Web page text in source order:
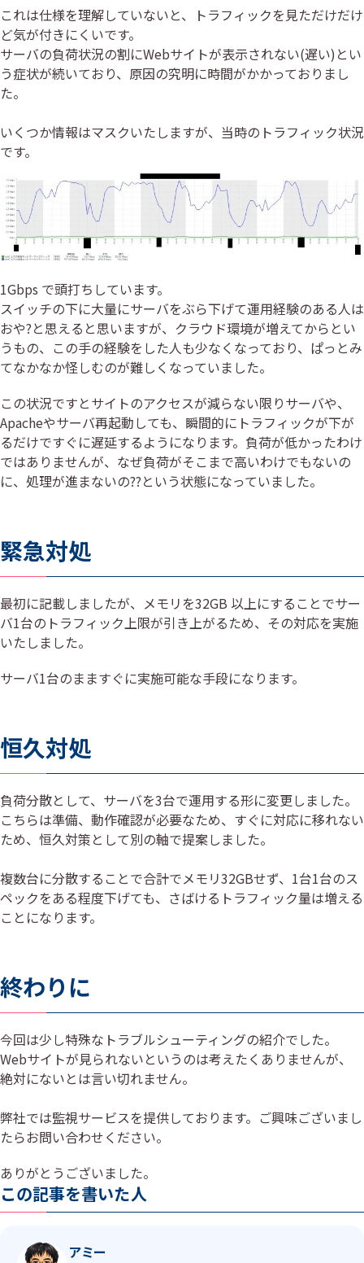
これは仕様を理解していないと、トラフィックを見ただけだけ
ど気が付きにくいです。
サーバの負荷状況の割にWebサイトが表示されない(遅い)とい
う症状が続いており、原因の究明に時間がかかっておりまし
た。
いくつか情報はマスクいたしますが、当時のトラフィック状況
です。
1Gbps で頭打ちしています。
スイッチの下に大量にサーバをぶら下げて運用経験のある人は
おや?と思えると思いますが、クラウド環境が増えてからとい
うもの、この手の経験をした人も少なくなっており、ぱっとみ
てなかなか怪しむのが難しくなっていました。
この状況ですとサイトのアクセスが減らない限りサーバや、
Apacheやサーバ再起動しても、瞬間的にトラフィックが下が
るだけですぐに遅延するようになります。負荷が低かったわけ
ではありませんが、なぜ負荷がそこまで高いわけでもないの
に、処理が進まないの??という状態になっていました。
緊急対処
最初に記載しましたが、メモリを32GB 以上にすることでサー
バ1台のトラフィック上限が引き上がるため、その対応を実施
いたしました。
サーバ1台のまますぐに実施可能な手段になります。
恒久対処
負荷分散として、サーバを3台で運用する形に変更しました。
こちらは準備、動作確認が必要なため、すぐに対応に移れない
ため、恒久対策として別の軸で提案しました。
複数台に分散することで合計でメモリ32GBせず、1台1台のス
ペックをある程度下げても、さばけるトラフィック量は増える
ことになります。
終わりに
今回は少し特殊なトラブルシューティングの紹介でした。
Webサイトが見られないというのは考えたくありませんが、
絶対にないとは言い切れません。
弊社では監視サービスを提供しております。ご興味ございまし
たらお問い合わせください。
ありがとうございました。
この記事を書いた人
アミー